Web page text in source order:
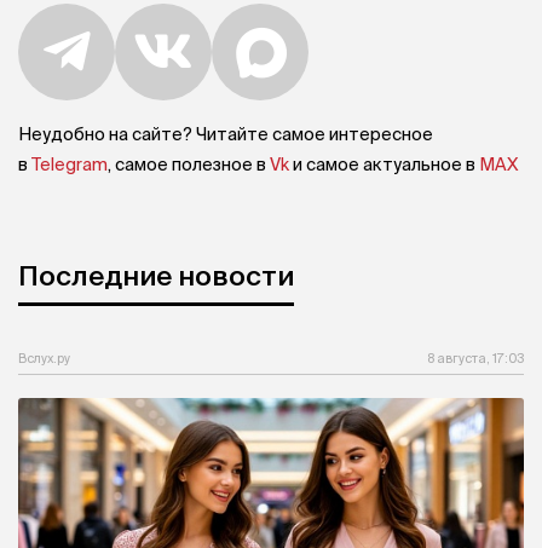
Неудобно на сайте? Читайте самое интересное
в Telegram, самое полезное в Vkи самое актуальное в MAX
Последние новости
Вслух.ру 8 августа, 17:03